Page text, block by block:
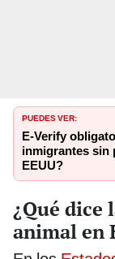
PUEDES VER:
E-Verify
inmigrantes sin
EEUU?
¿Qué
animal en